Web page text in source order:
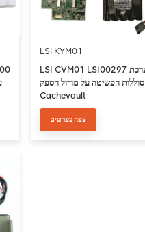
LSI KYM01
LSI CVM01 LSI00297 ערכת
סוללות הפשיטה על מודול הספק
Cachevault
צפה בפרטים